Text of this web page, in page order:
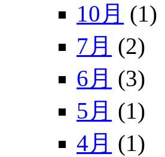
10月 (1)
7月 (2)
6月 (3)
5月 (1)
4月 (1)